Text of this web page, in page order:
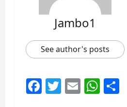
Jambo1
See author's posts
Facebook
Twitter
Email